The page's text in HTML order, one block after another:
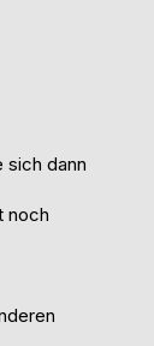
sich dann
noch